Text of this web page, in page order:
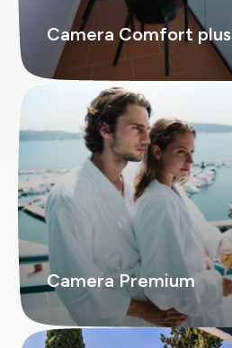
Camera Comfort plus
Camera Premium